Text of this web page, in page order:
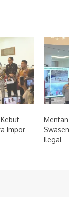
Impor
Ilegal